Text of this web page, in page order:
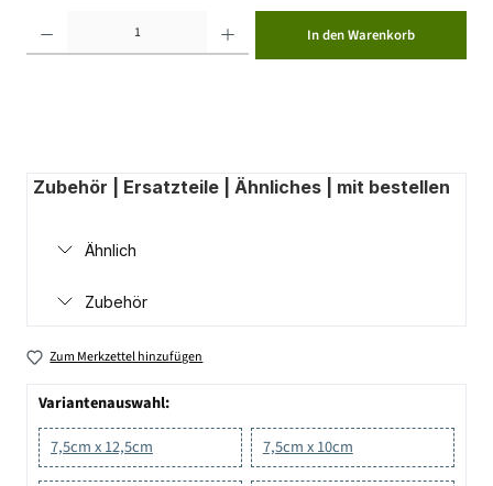
In den Warenkorb
Zubehör | Ersatzteile | Ähnliches | mit bestellen
Ähnlich
Zubehör
Zum Merkzettel hinzufügen
Variantenauswahl:
7,5cm x 12,5cm
7,5cm x 10cm